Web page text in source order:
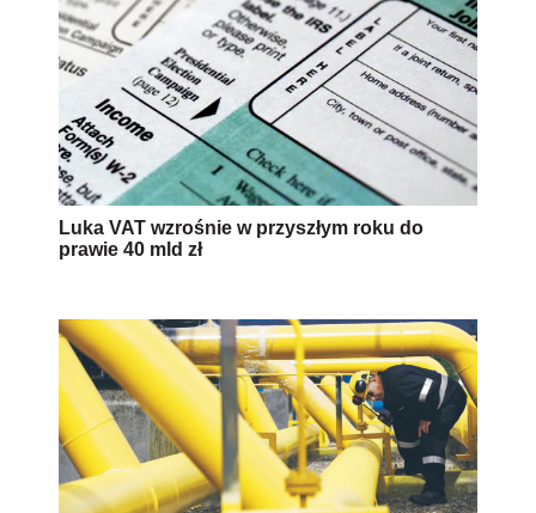
Luka VAT wzrośnie w przyszłym roku do
prawie 40 mld zł